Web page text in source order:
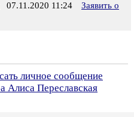
07.11.2020 11:24
Заявить о
личное сообщение
Алиса Переславская